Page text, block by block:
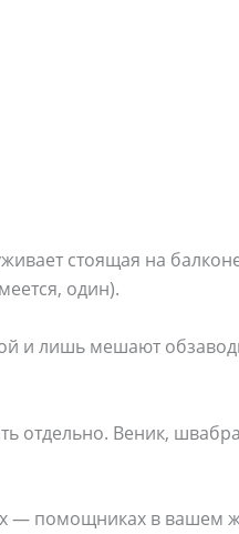
стоящая на
один).
и лишь мешают
отдельно. Веник,
— помощниках в вашем